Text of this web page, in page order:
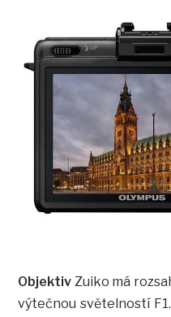
Objektiv Zuiko má
výtečnou světelností